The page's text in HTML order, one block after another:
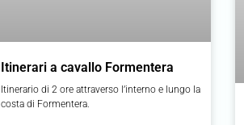
Itinerari a cavallo Formentera
Itinerario di 2 ore attraverso l’interno e lungo la
costa di Formentera.